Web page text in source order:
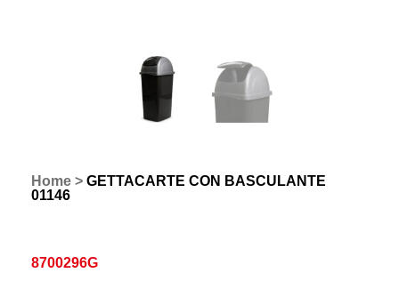
Home > GETTACARTE CON BASCULANTE
01146
8700296G